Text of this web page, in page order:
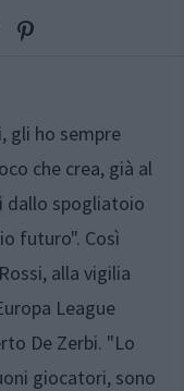
gli ho sempre
che crea, già al
dallo spogliatoio
futuro". Così
alla vigilia
League
De Zerbi. "Lo
giocatori, sono